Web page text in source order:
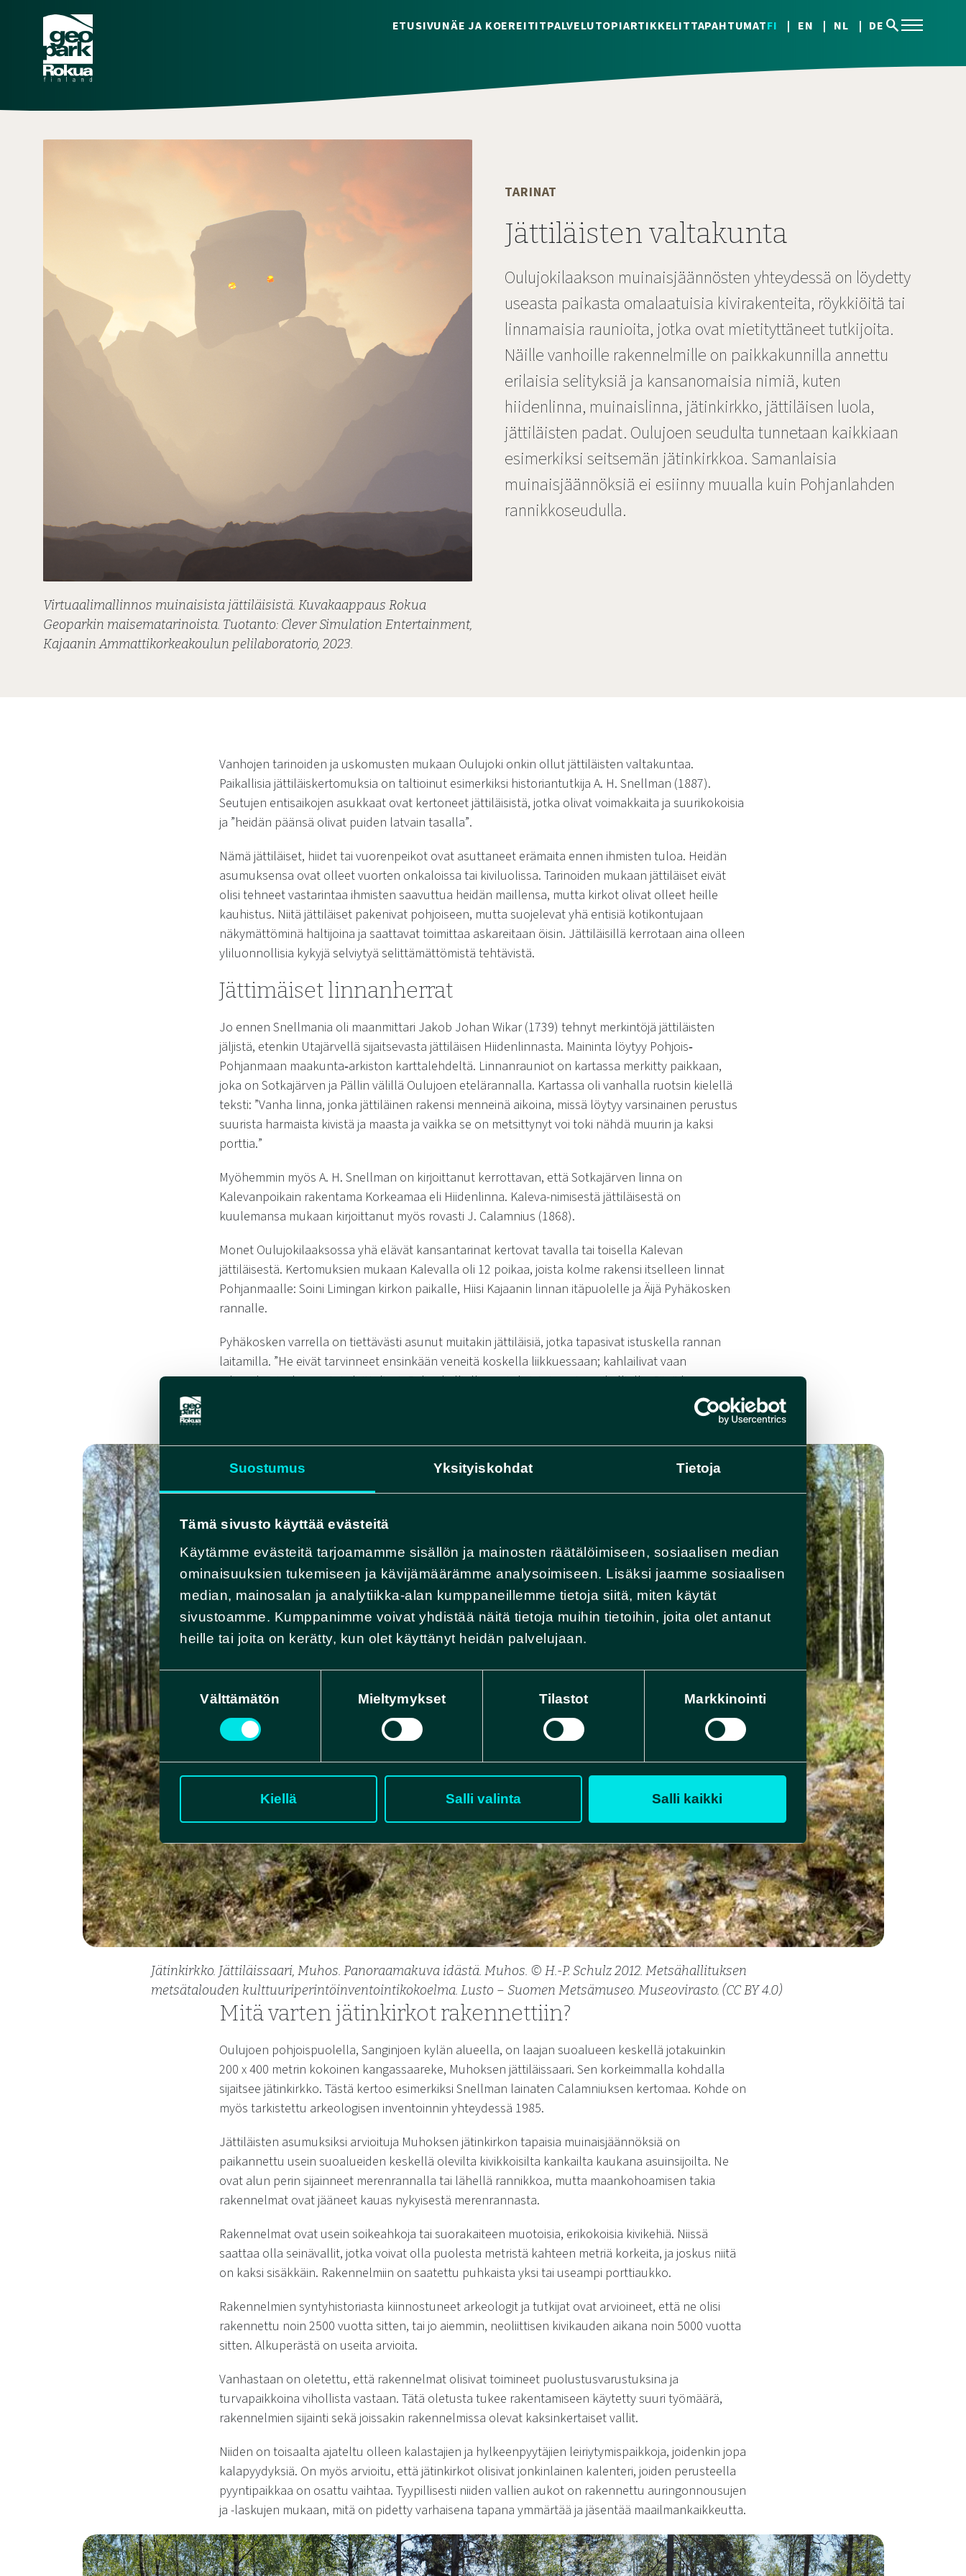
Suostumus Yksityiskohdat Tietoja
Tämä sivusto käyttää evästeitä
Käytämme evästeitä tarjoamamme sisällön ja mainosten räätälöimiseen, sosiaalisen median
ominaisuuksien tukemiseen ja kävijämäärämme analysoimiseen. Lisäksi jaamme sosiaalisen
median, mainosalan ja analytiikka-alan kumppaneillemme tietoja siitä, miten käytät
sivustoamme. Kumppanimme voivat yhdistää näitä tietoja muihin tietoihin, joita olet antanut
heille tai joita on kerätty, kun olet käyttänyt heidän palvelujaan.
valinta Välttämätön Mieltymykset Tilastot Markkinointi
Kiellä Salli valinta Salli kaikki
ETUSIVUNÄE JA KOEREITITPALVELUTOPIARTIKKELITTAPAHTUMATFI EN NL DE search
TARINAT
Jättiläisten valtakunta
Oulujokilaakson muinaisjäännösten yhteydessä on löydetty
useasta paikasta omalaatuisia kivirakenteita, röykkiöitä tai
linnamaisia raunioita, jotka ovat mietityttäneet tutkijoita.
Näille vanhoille rakennelmille on paikkakunnilla annettu
erilaisia selityksiä ja kansanomaisia nimiä, kuten
hiidenlinna, muinaislinna, jätinkirkko, jättiläisen luola,
jättiläisten padat. Oulujoen seudulta tunnetaan kaikkiaan
esimerkiksi seitsemän jätinkirkkoa. Samanlaisia
muinaisjäännöksiä ei esiinny muualla kuin Pohjanlahden
rannikkoseudulla.
Virtuaalimallinnos muinaisista jättiläisistä. Kuvakaappaus Rokua
Geoparkin maisematarinoista. Tuotanto: Clever Simulation Entertainment,
Kajaanin Ammattikorkeakoulun pelilaboratorio, 2023.
Vanhojen tarinoiden ja uskomusten mukaan Oulujoki onkin ollut jättiläisten valtakuntaa.
Paikallisia jättiläiskertomuksia on taltioinut esimerkiksi historiantutkija A. H. Snellman (1887).
Seutujen entisaikojen asukkaat ovat kertoneet jättiläisistä, jotka olivat voimakkaita ja suurikokoisia
ja ”heidän päänsä olivat puiden latvain tasalla”.
Nämä jättiläiset, hiidet tai vuorenpeikot ovat asuttaneet erämaita ennen ihmisten tuloa. Heidän
asumuksensa ovat olleet vuorten onkaloissa tai kiviluolissa. Tarinoiden mukaan jättiläiset eivät
olisi tehneet vastarintaa ihmisten saavuttua heidän maillensa, mutta kirkot olivat olleet heille
kauhistus. Niitä jättiläiset pakenivat pohjoiseen, mutta suojelevat yhä entisiä kotikontujaan
näkymättöminä haltijoina ja saattavat toimittaa askareitaan öisin. Jättiläisillä kerrotaan aina olleen
yliluonnollisia kykyjä selviytyä selittämättömistä tehtävistä.
Jättimäiset linnanherrat
Jo ennen Snellmania oli maanmittari Jakob Johan Wikar (1739) tehnyt merkintöjä jättiläisten
jäljistä, etenkin Utajärvellä sijaitsevasta jättiläisen Hiidenlinnasta. Maininta löytyy Pohjois‐
Pohjanmaan maakunta‐arkiston karttalehdeltä. Linnanrauniot on kartassa merkitty paikkaan,
joka on Sotkajärven ja Pällin välillä Oulujoen etelärannalla. Kartassa oli vanhalla ruotsin kielellä
teksti: ”Vanha linna, jonka jättiläinen rakensi menneinä aikoina, missä löytyy varsinainen perustus
suurista harmaista kivistä ja maasta ja vaikka se on metsittynyt voi toki nähdä muurin ja kaksi
porttia.”
Myöhemmin myös A. H. Snellman on kirjoittanut kerrottavan, että Sotkajärven linna on
Kalevanpoikain rakentama Korkeamaa eli Hiidenlinna. Kaleva-nimisestä jättiläisestä on
kuulemansa mukaan kirjoittanut myös rovasti J. Calamnius (1868).
Monet Oulujokilaaksossa yhä elävät kansantarinat kertovat tavalla tai toisella Kalevan
jättiläisestä. Kertomuksien mukaan Kalevalla oli 12 poikaa, joista kolme rakensi itselleen linnat
Pohjanmaalle: Soini Limingan kirkon paikalle, Hiisi Kajaanin linnan itäpuolelle ja Äijä Pyhäkosken
rannalle.
Pyhäkosken varrella on tiettävästi asunut muitakin jättiläisiä, jotka tapasivat istuskella rannan
laitamilla. ”He eivät tarvinneet ensinkään veneitä koskella liikkuessaan; kahlailivat vaan
edestakaisin, kun patoja laittelivat. Rakankalliolla asui yksi, toinen Leppikalliolla. Siinä he
” (Snellman
Jätinkirkko. Jättiläissaari, Muhos. Panoraamakuva idästä. Muhos. © H.-P. Schulz 2012. Metsähallituksen
metsätalouden kulttuuriperintöinventointikokoelma. Lusto – Suomen Metsämuseo. Museovirasto. (CC BY 4.0)
Mitä varten jätinkirkot rakennettiin?
Oulujoen pohjoispuolella, Sanginjoen kylän alueella, on laajan suoalueen keskellä jotakuinkin
200 x 400 metrin kokoinen kangassaareke, Muhoksen jättiläissaari. Sen korkeimmalla kohdalla
sijaitsee jätinkirkko. Tästä kertoo esimerkiksi Snellman lainaten Calamniuksen kertomaa. Kohde on
myös tarkistettu arkeologisen inventoinnin yhteydessä 1985.
Jättiläisten asumuksiksi arvioituja Muhoksen jätinkirkon tapaisia muinaisjäännöksiä on
paikannettu usein suoalueiden keskellä olevilta kivikkoisilta kankailta kaukana asuinsijoilta. Ne
ovat alun perin sijainneet merenrannalla tai lähellä rannikkoa, mutta maankohoamisen takia
rakennelmat ovat jääneet kauas nykyisestä merenrannasta.
Rakennelmat ovat usein soikeahkoja tai suorakaiteen muotoisia, erikokoisia kivikehiä. Niissä
saattaa olla seinävallit, jotka voivat olla puolesta metristä kahteen metriä korkeita, ja joskus niitä
on kaksi sisäkkäin. Rakennelmiin on saatettu puhkaista yksi tai useampi porttiaukko.
Rakennelmien syntyhistoriasta kiinnostuneet arkeologit ja tutkijat ovat arvioineet, että ne olisi
rakennettu noin 2500 vuotta sitten, tai jo aiemmin, neoliittisen kivikauden aikana noin 5000 vuotta
sitten. Alkuperästä on useita arvioita.
Vanhastaan on oletettu, että rakennelmat olisivat toimineet puolustusvarustuksina ja
turvapaikkoina vihollista vastaan. Tätä oletusta tukee rakentamiseen käytetty suuri työmäärä,
rakennelmien sijainti sekä joissakin rakennelmissa olevat kaksinkertaiset vallit.
Niiden on toisaalta ajateltu olleen kalastajien ja hylkeenpyytäjien leiriytymispaikkoja, joidenkin jopa
kalapyydyksiä. On myös arvioitu, että jätinkirkot olisivat jonkinlainen kalenteri, joiden perusteella
pyyntipaikkaa on osattu vaihtaa. Tyypillisesti niiden vallien aukot on rakennettu auringonnousujen
ja -laskujen mukaan, mitä on pidetty varhaisena tapana ymmärtää ja jäsentää maailmankaikkeutta.